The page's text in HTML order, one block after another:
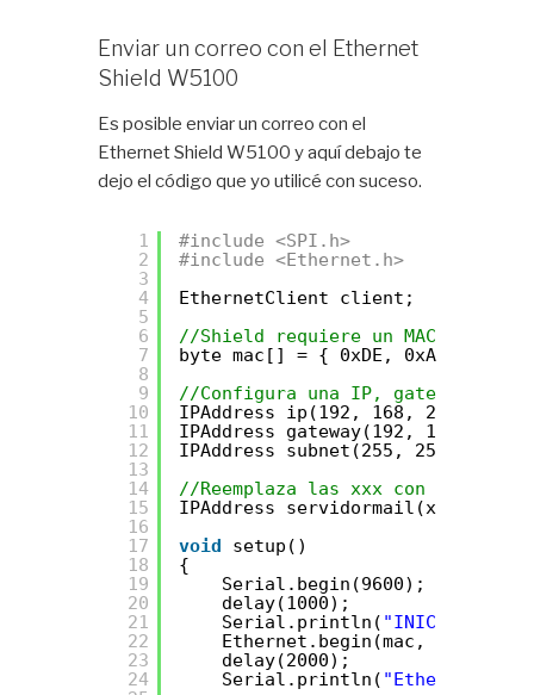
Enviar un correo con el Ethernet
Shield W5100
Es posible enviar un correo con el
Ethernet Shield W5100 y aquí debajo te
dejo el código que yo utilicé con suceso.
1
2
3
4
5
6
7
8
9
10
11
12
13
14
15
16
17
18
19
20
21
22
23
24
#include <SPI.h>
#include <Ethernet.h>     //
EthernetClient client;
//Shield requiere un MACADDRESS
byte mac[] = { 0xDE, 0xAD,
//Configura una IP, gateway y
IPAddress ip(192, 168, 2, 19);
IPAddress gateway(192, 168, 2,
IPAddress subnet(255, 255, 255,
//Reemplaza las xxx con la IP
IPAddress servidormail(xxx,
void
setup()
{
Serial.begin(9600);
delay(1000);
Serial.println( "INICIO
Ethernet.begin(mac, ip,
delay(2000);
Serial.println( "Ethernet